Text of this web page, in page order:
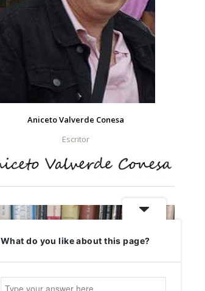
Aniceto Valverde Conesa
Escritor
What do you like about this page?